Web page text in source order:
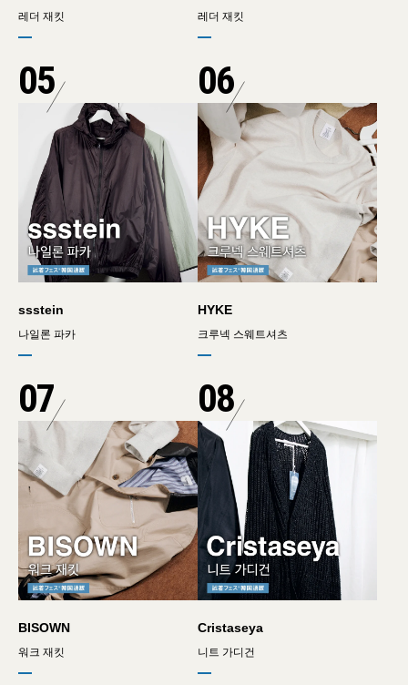
레더 재킷 레더 재킷
05
ssstein
나일론 파카
06
HYKE
크루넥 스웨트셔츠
07
BISOWN
워크 재킷
08
Cristaseya
니트 가디건